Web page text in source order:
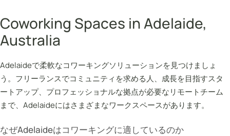
Coworking Spaces in Adelaide,
Australia
Adelaideで柔軟なコワーキングソリューションを見つけましょ
う。フリーランスでコミュニティを求める人、成長を目指すスタ
ートアップ、プロフェッショナルな拠点が必要なリモートチーム
まで、Adelaideにはさまざまなワークスペースがあります。
なぜAdelaideはコワーキングに適しているのか